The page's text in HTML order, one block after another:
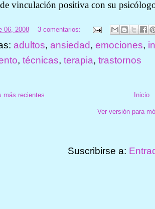
vinculación positiva con su
06, 2008 3 comentarios:
adultos,ansiedad,emociones,
,técnicas,terapia,trastornos
más recientes Inicio
Ver versión para
Suscribirse a: